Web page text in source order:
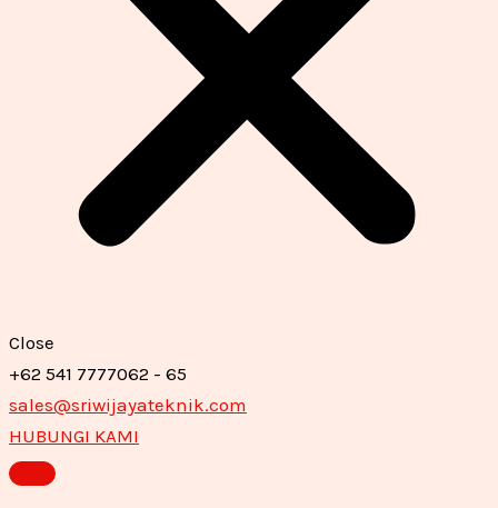
Close
+62 541 7777062 - 65
sales@sriwijayateknik.com
HUBUNGI KAMI